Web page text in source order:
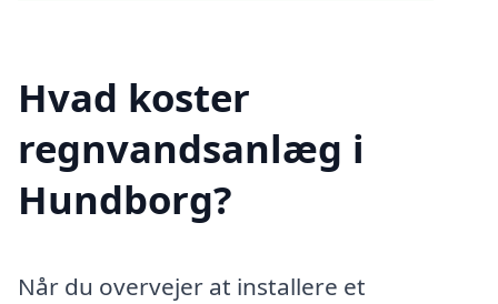
Hvad koster
regnvandsanlæg i
Hundborg?
Når du overvejer at installere et